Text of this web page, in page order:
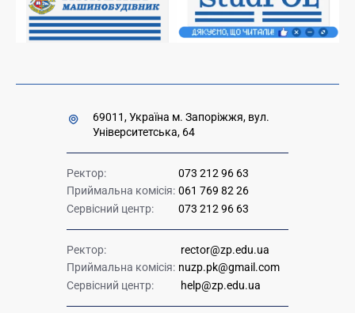
Урядова "гаряча лінія" 1545
69011, Україна м. Запоріжжя, вул.
Університетська, 64
Ректор:
073 212 96 63
Приймальна комісія: 061 769 82 26
Сервісний центр:
073 212 96 63
Ректор:
rector@zp.edu.ua
Приймальна комісія: nuzp.pk@gmail.com
Сервісний центр:
help@zp.edu.ua